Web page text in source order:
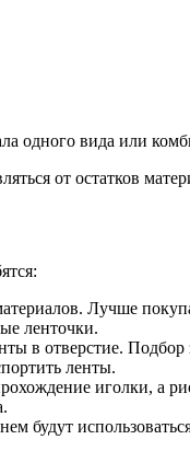
одного вида или
от остатков
Лучше
ленточки.
в отверстие.
ленты.
иголки, а
будут